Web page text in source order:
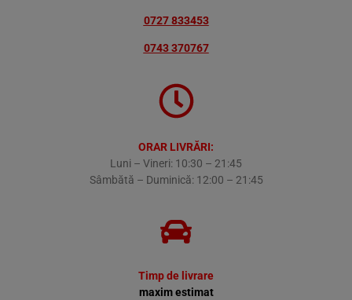
0727 833453
0743 370767
ORAR LIVRĂRI:
Luni – Vineri: 10:30 – 21:45
Sâmbătă – Duminică: 12:00 – 21:45
Timp de livrare
maxim estimat